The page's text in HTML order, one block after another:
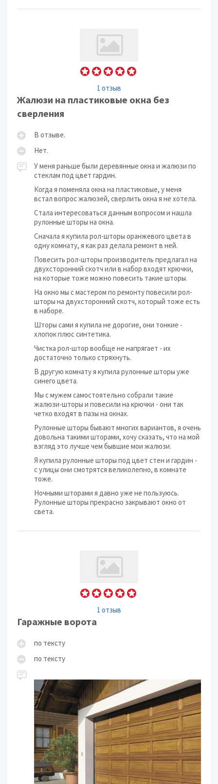
1 отзыв
Жалюзи на пластиковые окна без
сверления
В отзыве.
Нет.
У меня раньше были деревянные окна и жалюзи по
стеклам под цвет гардин.
Когда я поменяла окна на пластиковые, у меня
встал вопрос жалюзей, сверлить окна я не хотела.
Стала интересоваться данным вопросом и нашла
рулонные шторы на окна.
Сначала я купила рол-шторы оранжевого цвета в
одну комнату, я как раз делала ремонт в ней.
Повесить рол-шторы производитель предлагал на
двухсторонний скотч или в набор входят крючки,
на которые тоже можно повесить такие шторы.
На окно мы с мастером по ремонту повесили рол-
шторы на двухсторонний скотч, который тоже есть
в наборе.
Шторы сами я купила не дорогие, они тонкие -
хлопок плюс синтетика.
Чистка рол-штор вообще не напрягает - их
достаточно только стряхнуть.
В другую комнату я купила рулонные шторы уже
синего цвета.
Мы с мужем самостоятельно собрали такие
жалюзи-шторы и повесили на крючки - они так
четко входят в пазы на окнах.
Рулонные шторы бывают многих вариантов, я очень
довольна такими шторами, хочу сказать, что на мой
взгляд это лучше чем бывшие мои жалюзи.
Я купила рулонные шторы под цвет стен и гардин -
с улицы они смотрятся великолепно, в комнате
тоже.
Ночными шторами я давно уже не пользуюсь.
Рулонные шторы прекрасно закрывают окно от
света.
1 отзыв
Гаражные ворота
по тексту
по тексту